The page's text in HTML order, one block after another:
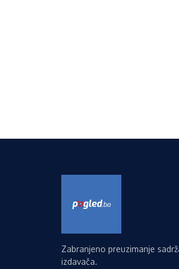
Zabranjeno preuzimanje
izdavača.